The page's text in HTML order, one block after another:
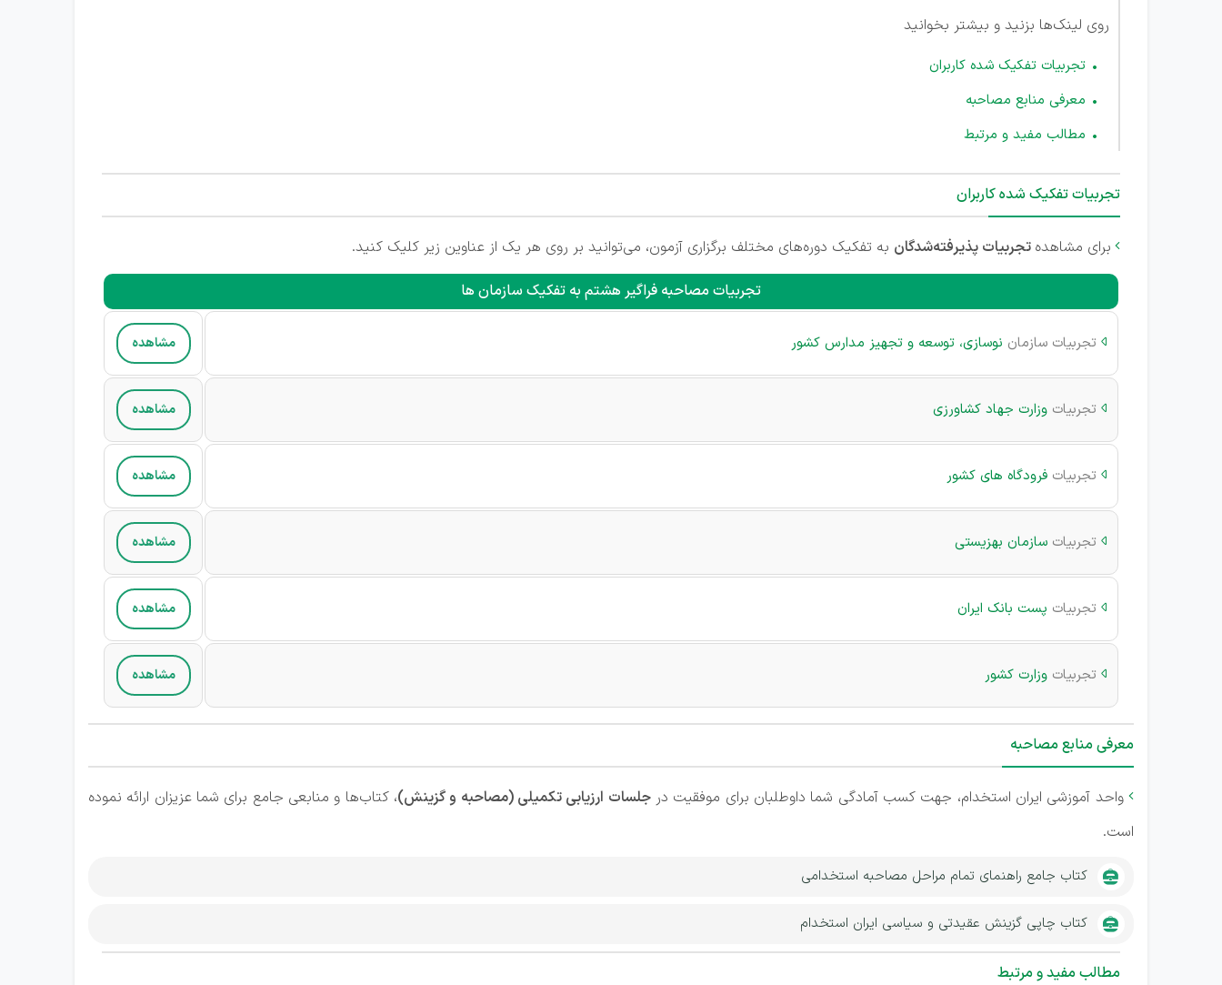
روی لینک‌ها بزنید و بیشتر بخوانید
تجربیات تفکیک شده کاربران
معرفی منابع مصاحبه
مطالب مفید و مرتبط
تجربیات تفکیک شده کاربران
 برای مشاهده تجربیات پذیرفته‌شدگان به تفکیک دوره‌های مختلف برگزاری آزمون، می‌توانید بر روی هر یک از عناوین زیر کلیک کنید.
تجربیات مصاحبه فراگیر هشتم به تفکیک سازمان ها
 تجربیات سازمان نوسازی، توسعه و تجهیز مدارس کشور مشاهده
 تجربیات وزارت جهاد کشاورزی مشاهده
 تجربیات فرودگاه های کشور مشاهده
 تجربیات سازمان بهزیستی مشاهده
 تجربیات پست بانک ایران مشاهده
 تجربیات وزارت کشور مشاهده
معرفی منابع مصاحبه
واحد آموزشی ایران استخدام، جهت کسب آمادگی شما داوطلبان برای موفقیت درجلسات ارزیابی تکمیلی (مصاحبه و گزینش)، کتاب‌ها و منابعی جامع برای شما عزیزان ارائه نموده
است.
کتاب جامع راهنمای تمام مراحل مصاحبه استخدامی
کتاب چاپی گزینش عقیدتی و سیاسی ایران استخدام
مطالب مفید و مرتبط